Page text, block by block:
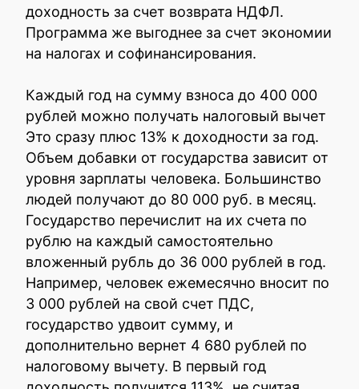
доходность за счет возврата НДФЛ.
Программа же выгоднее за счет экономии
на налогах и софинансирования.
Каждый год на сумму взноса до 400 000
рублей можно получать налоговый вычет
Это сразу плюс 13% к доходности за год.
Объем добавки от государства зависит от
уровня зарплаты человека. Большинство
людей получают до 80 000 руб. в месяц.
Государство перечислит на их счета по
рублю на каждый самостоятельно
вложенный рубль до 36 000 рублей в год.
Например, человек ежемесячно вносит по
3 000 рублей на свой счет ПДС,
государство удвоит сумму, и
дополнительно вернет 4 680 рублей по
налоговому вычету. В первый год